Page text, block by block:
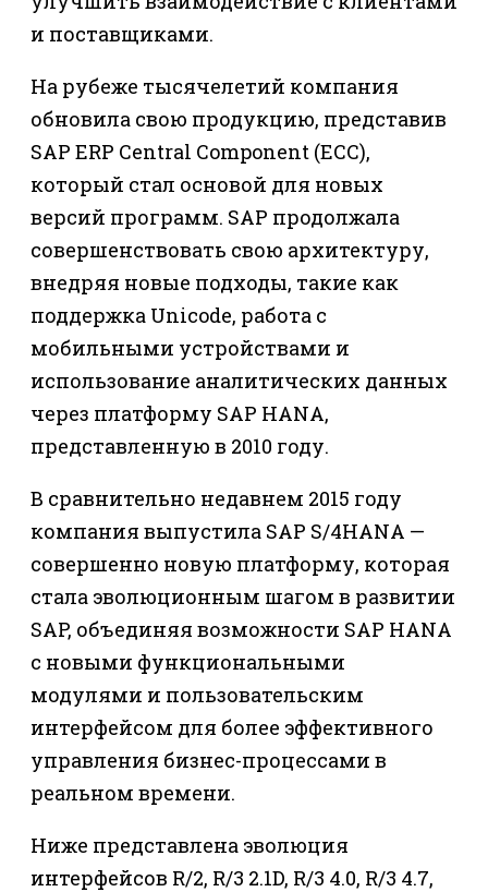
и поставщиками.
На рубеже тысячелетий компания
обновила свою продукцию, представив
SAP ERP Central Component (ECC),
который стал основой для новых
версий программ. SAP продолжала
совершенствовать свою архитектуру,
внедряя новые подходы, такие как
поддержка Unicode, работа с
мобильными устройствами и
использование аналитических данных
через платформу SAP HANA,
представленную в 2010 году.
В сравнительно недавнем 2015 году
компания выпустила SAP S/4HANA —
совершенно новую платформу, которая
стала эволюционным шагом в развитии
SAP, объединяя возможности SAP HANA
с новыми функциональными
модулями и пользовательским
интерфейсом для более эффективного
управления бизнес-процессами в
реальном времени.
Ниже представлена эволюция
интерфейсов R/2, R/3 2.1D, R/3 4.0, R/3 4.7,